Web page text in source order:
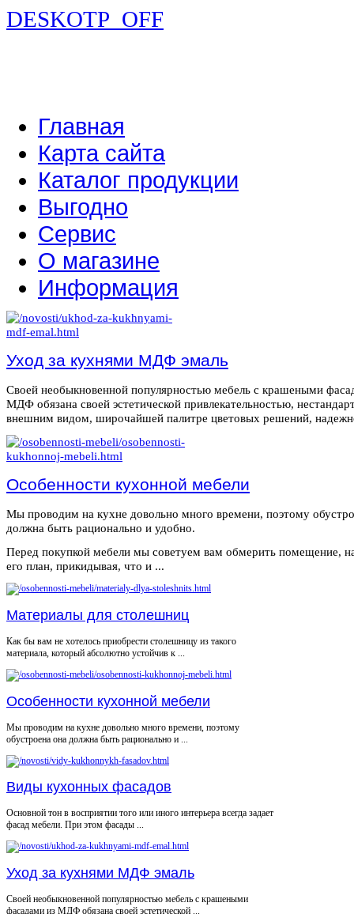
DESKOTP_OFF
Главная
Карта сайта
Каталог продукции
Выгодно
Сервис
О магазине
Информация
Уход за кухнями МДФ эмаль
Своей необыкновенной популярностью мебель с крашеными
МДФ обязана своей эстетической привлекательностью,
внешним видом, широчайшей палитре цветовых решений,
Особенности кухонной мебели
Мы проводим на кухне довольно много времени, поэтому
должна быть рационально и удобно.
Перед покупкой мебели мы советуем вам обмерить помещение,
его план, прикидывая, что и ...
Материалы для столешниц
Как бы вам не хотелось приобрести столешницу из такого
материала, который абсолютно устойчив к ...
Особенности кухонной мебели
Мы проводим на кухне довольно много времени, поэтому
обустроена она должна быть рационально и ...
Виды кухонных фасадов
Основной тон в восприятии того или иного интерьера всегда задает
фасад мебели. При этом фасады ...
Уход за кухнями МДФ эмаль
Своей необыкновенной популярностью мебель с крашеными
фасадами из МДФ обязана своей эстетической ...